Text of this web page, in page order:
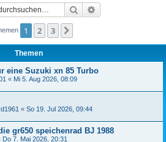
Suche
1 2 3
Themen
eine Suzuki xn 85 Turbo
« Mi 5. Aug 2026, 08:09
« So 19. Jul 2026, 09:44
gr650 speichenrad BJ 1988
Do 7. Mai 2026, 20:31